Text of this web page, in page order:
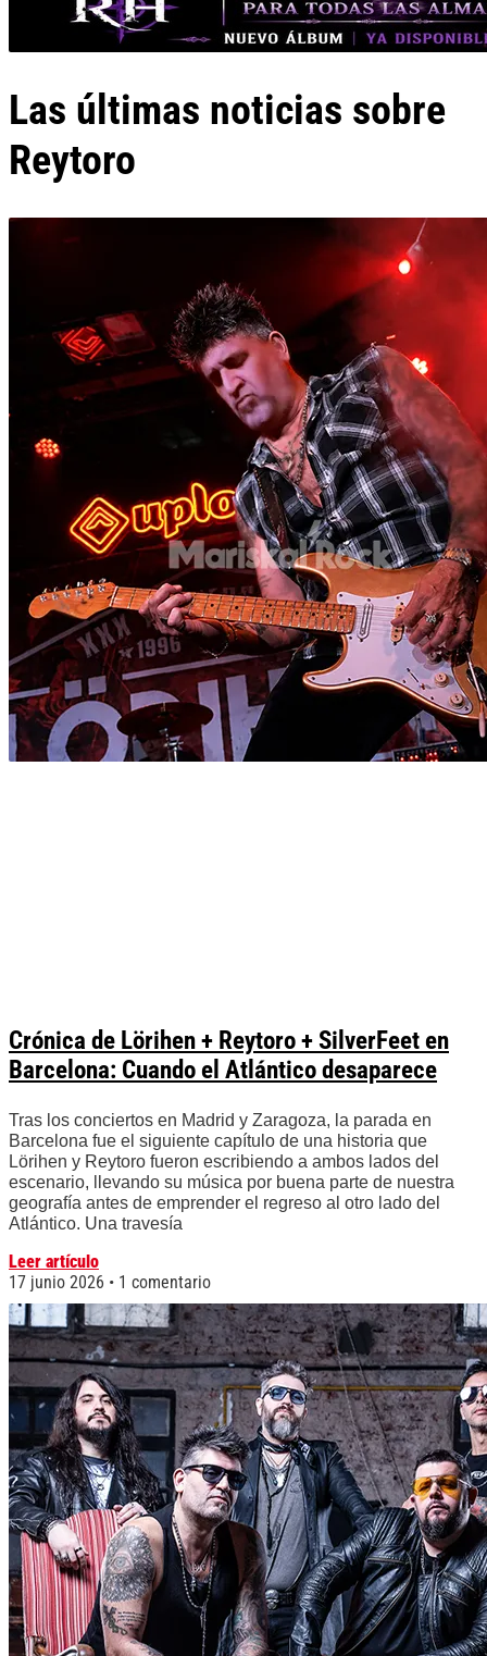
Las últimas noticias sobre
Reytoro
Crónica de Lörihen + Reytoro + SilverFeet en
Barcelona: Cuando el Atlántico desaparece
Tras los conciertos en Madrid y Zaragoza, la parada en
Barcelona fue el siguiente capítulo de una historia que
Lörihen y Reytoro fueron escribiendo a ambos lados del
escenario, llevando su música por buena parte de nuestra
geografía antes de emprender el regreso al otro lado del
Atlántico. Una travesía
Leer artículo
17 junio 2026
1 comentario